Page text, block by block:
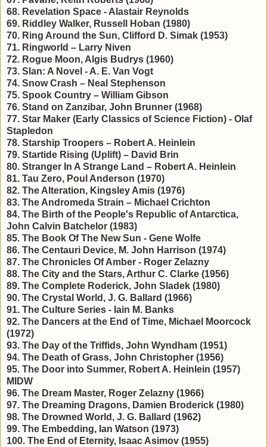
68. Revelation Space - Alastair Reynolds
69. Riddley Walker, Russell Hoban (1980)
70. Ring Around the Sun, Clifford D. Simak (1953)
71. Ringworld – Larry Niven
72. Rogue Moon, Algis Budrys (1960)
73. Slan: A Novel - A. E. Van Vogt
74. Snow Crash – Neal Stephenson
75. Spook Country – William Gibson
76. Stand on Zanzibar, John Brunner (1968)
77. Star Maker (Early Classics of Science Fiction) - Olaf
Stapledon
78. Starship Troopers – Robert A. Heinlein
79. Startide Rising (Uplift) – David Brin
80. Stranger In A Strange Land – Robert A. Heinlein
81. Tau Zero, Poul Anderson (1970)
82. The Alteration, Kingsley Amis (1976)
83. The Andromeda Strain – Michael Crichton
84. The Birth of the People's Republic of Antarctica,
John Calvin Batchelor (1983)
85. The Book Of The New Sun - Gene Wolfe
86. The Centauri Device, M. John Harrison (1974)
87. The Chronicles Of Amber - Roger Zelazny
88. The City and the Stars, Arthur C. Clarke (1956)
89. The Complete Roderick, John Sladek (1980)
90. The Crystal World, J. G. Ballard (1966)
91. The Culture Series - Iain M. Banks
92. The Dancers at the End of Time, Michael Moorcock
(1972)
93. The Day of the Triffids, John Wyndham (1951)
94. The Death of Grass, John Christopher (1956)
95. The Door into Summer, Robert A. Heinlein (1957)
MIDW
96. The Dream Master, Roger Zelazny (1966)
97. The Dreaming Dragons, Damien Broderick (1980)
98. The Drowned World, J. G. Ballard (1962)
99. The Embedding, Ian Watson (1973)
100. The End of Eternity, Isaac Asimov (1955)